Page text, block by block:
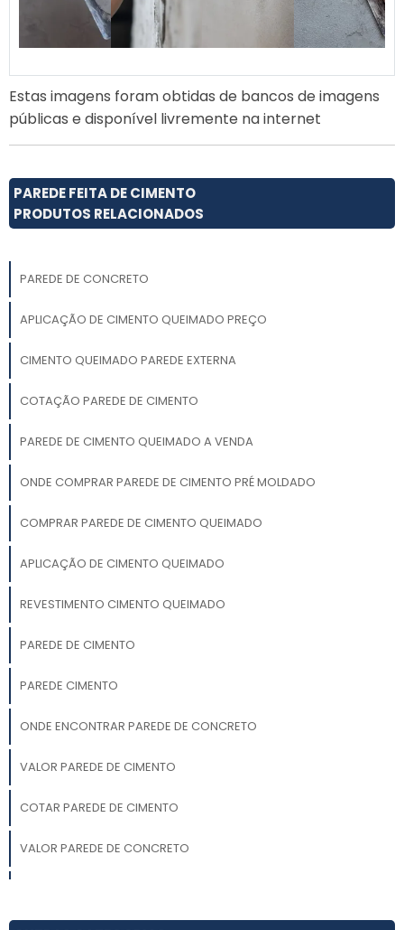
Estas imagens foram obtidas de bancos de imagens
públicas e disponível livremente na internet
PAREDE FEITA DE CIMENTO
PRODUTOS RELACIONADOS
PAREDE DE CONCRETO
APLICAÇÃO DE CIMENTO QUEIMADO PREÇO
CIMENTO QUEIMADO PAREDE EXTERNA
COTAÇÃO PAREDE DE CIMENTO
PAREDE DE CIMENTO QUEIMADO A VENDA
ONDE COMPRAR PAREDE DE CIMENTO PRÉ MOLDADO
COMPRAR PAREDE DE CIMENTO QUEIMADO
APLICAÇÃO DE CIMENTO QUEIMADO
REVESTIMENTO CIMENTO QUEIMADO
PAREDE DE CIMENTO
PAREDE CIMENTO
ONDE ENCONTRAR PAREDE DE CONCRETO
VALOR PAREDE DE CIMENTO
COTAR PAREDE DE CIMENTO
VALOR PAREDE DE CONCRETO